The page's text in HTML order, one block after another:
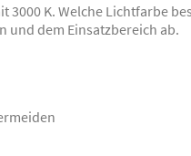
3000 K. Welche Lichtfarbe
und dem Einsatzbereich ab.